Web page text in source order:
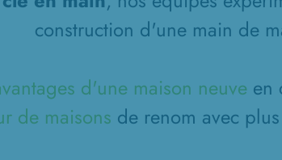
construction d'une main de
d'une maison neuve en
de maisons de renom avec